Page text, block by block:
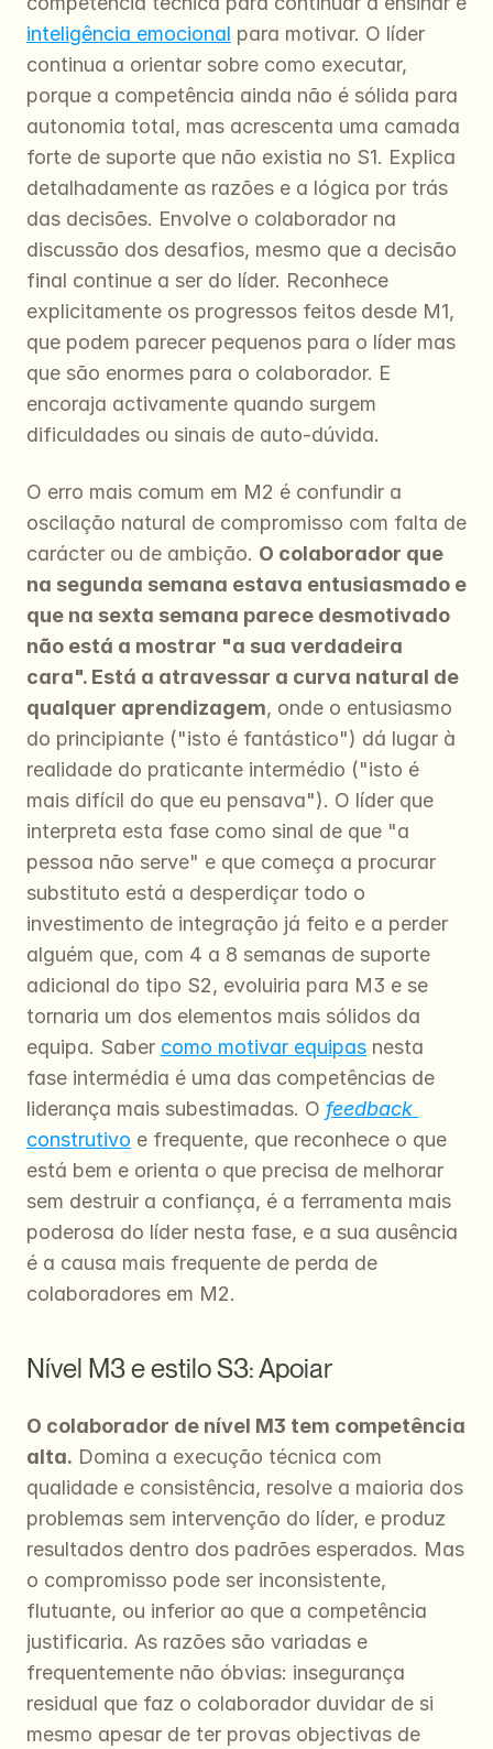
inteligência emocional para motivar. O líder
continua a orientar sobre como executar,
porque a competência ainda não é sólida para
autonomia total, mas acrescenta uma camada
forte de suporte que não existia no S1. Explica
detalhadamente as razões e a lógica por trás
das decisões. Envolve o colaborador na
discussão dos desafios, mesmo que a decisão
final continue a ser do líder. Reconhece
explicitamente os progressos feitos desde M1,
que podem parecer pequenos para o líder mas
que são enormes para o colaborador. E
encoraja activamente quando surgem
dificuldades ou sinais de auto-dúvida.
O erro mais comum em M2 é confundir a
oscilação natural de compromisso com falta de
carácter ou de ambição. O colaborador que
na segunda semana estava entusiasmado e
que na sexta semana parece desmotivado
não está a mostrar "a sua verdadeira
cara". Está a atravessar a curva natural de
qualquer aprendizagem, onde o entusiasmo
do principiante ("isto é fantástico") dá lugar à
realidade do praticante intermédio ("isto é
mais difícil do que eu pensava"). O líder que
interpreta esta fase como sinal de que "a
pessoa não serve" e que começa a procurar
substituto está a desperdiçar todo o
investimento de integração já feito e a perder
alguém que, com 4 a 8 semanas de suporte
adicional do tipo S2, evoluiria para M3 e se
tornaria um dos elementos mais sólidos da
equipa. Saber como motivar equipas nesta
fase intermédia é uma das competências de
liderança mais subestimadas. O feedback
construtivo e frequente, que reconhece o que
está bem e orienta o que precisa de melhorar
sem destruir a confiança, é a ferramenta mais
poderosa do líder nesta fase, e a sua ausência
é a causa mais frequente de perda de
colaboradores em M2.
Nível M3 e estilo S3: Apoiar
O colaborador de nível M3 tem competência
alta. Domina a execução técnica com
qualidade e consistência, resolve a maioria dos
problemas sem intervenção do líder, e produz
resultados dentro dos padrões esperados. Mas
o compromisso pode ser inconsistente,
flutuante, ou inferior ao que a competência
justificaria. As razões são variadas e
frequentemente não óbvias: insegurança
residual que faz o colaborador duvidar de si
mesmo apesar de ter provas objectivas de